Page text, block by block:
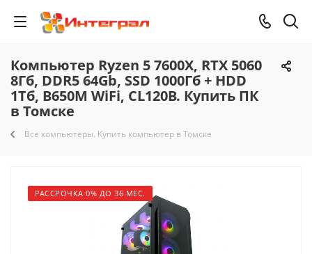
Компьютер Ryzen 5 7600X, RTX 5060
8Гб, DDR5 64Gb, SSD 1000Гб + HDD
1Тб, B650M WiFi, CL120B. Купить ПК
в Томске
Все компьютеры. Купить компьютер в Томске
РАССРОЧКА 0% ДО 36 МЕС.